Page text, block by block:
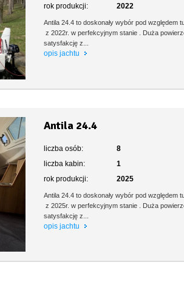
rok produkcji:
2022
Antila 24.4 to doskonały wybór pod
z 2022r. w perfekcyjnym stanie . Duża
satysfakcję z...
opis jachtu
Antila 24.4
liczba osób:
8
liczba kabin:
1
rok produkcji:
2025
Antila 24.4 to doskonały wybór pod
z 2025r. w perfekcyjnym stanie . Duża
satysfakcję z...
opis jachtu